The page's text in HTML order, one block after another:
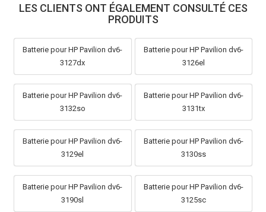
LES CLIENTS ONT ÉGALEMENT CONSULTÉ CES
PRODUITS
Batterie pour HP Pavilion dv6-
3127dx
Batterie pour HP Pavilion dv6-
3126el
Batterie pour HP Pavilion dv6-
3132so
Batterie pour HP Pavilion dv6-
3131tx
Batterie pour HP Pavilion dv6-
3129el
Batterie pour HP Pavilion dv6-
3130ss
Batterie pour HP Pavilion dv6-
3190sl
Batterie pour HP Pavilion dv6-
3125sc